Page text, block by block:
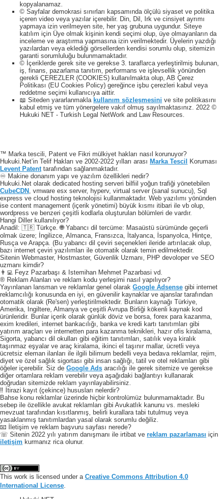
kopyalanamaz.
© Sayfalar demokrasi sınırları kapsamında ölçülü siyaset ve politika
içeren video veya yazılar içerebilir. Din, Dil, Irk ve cinsiyet ayrımı
yapmaya izin verilmeyen site, her yaş grubuna uygundur. Siteye
katılım için Üye olmak kişinin kendi seçimi olup, üye olmayanların da
inceleme ve araştırma yapmasına izin verilmektedir. Üyelerin yazdığı
yazılardan veya eklediği görsellerden kendisi sorumlu olup, sitemizin
garanti sorumluluğu bulunmamaktadır.
© İçeriklerde gerek site ve gerekse 3. taraflarca yerleştirilmiş bulunan,
iş, finans, pazarlama tanıtım, performans ve işlevsellik yönünden
gerekli ÇEREZLER (COOKIES) kullanılmakta olup, AB Çerez
Politikası (EU Cookies Policy) gereğince işbu çerezleri kabul veya
reddetme seçimi kullanıcıya aittir.
📖 Siteden yararlanmakla kullanım sözleşmesini ve site politikasını
kabul etmiş ve tüm yönergelere vakıf olmuş sayılmaktasınız. 2022 ©
Hukuki NET - Turkish Legal NetWork and Law Resources.
™ Marka tescili, Patent ve Fikri mülkiyet hakları nasıl korunuyor?
Hukuki.Net’in Telif Hakları ve 2002-2022 yılları arası Marka Tescil
Koruması
Levent Patenttarafından sağlanmaktadır.
♾️ Makine donanım yapı ve yazılım özellikleri nedir?
Hukuki.Net olarak dedicated hosting serveri bilfiil yoğun trafiği yönetebilen
CubeCDN , vmware esx server, hyperv, virtual server (sanal sunucu), Sql
express ve cloud hosting teknolojisi kullanmaktadır. Web yazılımı yönünden
ise content management (içerik yönetimi) büyük kısmı itibari ile vb olup,
wordpress ve benzeri çeşitli kodlarla oluşturulan bölümleri de vardır.
Hangi Diller kullanılıyor?
Anadil: 🇹🇷 Türkçe. 🌐 Yabancı dil tercüme: Masaüstü sürümünde geçerli
olmak üzere; İngilizce, Almanca, Fransızca, İtalyanca, İspanyolca, Hintçe,
Rusça ve Arapça. (Bu yabancı dil çeviri seçenekleri ileride artırılacak olup,
bazı internet çeviri yazılımları ile otomatik olarak temin edilmektedir.
Sitenin Webmaster, Hostmaster, Güvenlik Uzmanı, PHP devoloper ve SEO
uzmanı kimdir?
👨‍💻 Feyz Pazarbaşı & Istemihan Mehmet Pazarbasi vd.
® Reklam Alanları ve reklam kodu yerleşimi nasıl yapılıyor?
Yayınlanan lansman ve reklamlar genel olarak Google Adsense gibi internet
reklamcılığı konusunda en iyi, en güvenilir kaynaklar ve ajanslar tarafından
otomatik olarak (Re'sen) yerleştirilmektedir. Bunların kaynağı Türkiye,
Amerika, Ingiltere, Almanya ve çeşitli Avrupa Birliği kökenli kaynak kod
ürünleridir. Bunlar içerik olarak günlük döviz ve borsa, forex para kazanma,
exim kredileri, internet bankacılığı, banka ve kredi kartı tanıtımları gibi
yatırım araçları ve internetten para kazanma teknikleri, hazır ofis kiralama,
Sigorta, yabancı dil okulları gibi eğitim tanıtımları, satılık veya kiralık
taşınmaz eşyalar ve araç kiralama, ikinci el taşınır mallar, ücretli veya
ücretsiz eleman ilanları ile ilgili bilimum bedelli veya bedava reklamlar, rejim,
diyet ve özel sağlık sigortası gibi insan sağlığı, tatil ve otel reklamları gibi
öğeler içerebilir. Siz de Google Ads aracılığı ile gerek sitemize ve gerekse
diğer ortamlara reklam verebilir veya aşağıdaki bağlantıyı kullanarak
doğrudan sitemizde reklam yayınlayabilirsiniz.
‼️ İtirazi kayıt (çekince) hususları nelerdir?
Bahse konu reklamlar üzerinde hiçbir kontrolümüz bulunmamaktadır. Bu
sebep ile özellikle avukat reklamları gibi Avukatlık kanunu vs. mesleki
mevzuat tarafından kısıtlanmış, belirli kurallara tabi tutulmuş veya
yasaklanmış tanıtımlardan yasal olarak sorumlu değiliz.
📧 İletişim ve reklam başvuru sayfası nerede?
☏ Sitenin 2022 yılı yatırım danışmanı ile irtibat ve reklam pazarlaması için
iletişim kurmanız rica olunur.
This work is licensed under a Creative Commons Attribution 4.0
International License.